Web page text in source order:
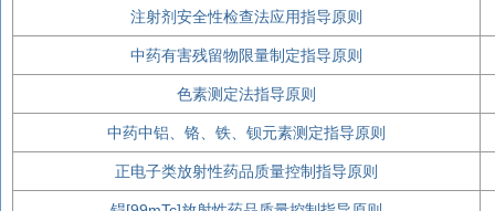
注射剂安全性检查法应用指导原则
中药有害残留物限量制定指导原则
色素测定法指导原则
中药中铝、铬、铁、钡元素测定指导原则
正电子类放射性药品质量控制指导原则